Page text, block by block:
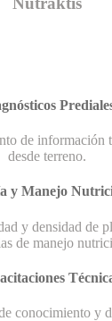
de información
desde terreno.
y Manejo
y densidad de
de manejo
conocimiento y